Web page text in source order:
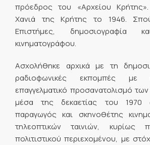
πρόεδρος του «Αρχείου
Χανιά της Κρήτης το 1946.
Επιστήμες, δημοσιογραφία
κινηματογράφου.
Ασχολήθηκε αρχικά με τη
ραδιοφωνικές εκπομπές με
επαγγελματικό προσανατολισμό
μέσα της δεκαετίας του 1970
παραγωγός και σκηνοθέτης
τηλεοπτικών ταινιών, κυρίως
πολιτιστικού περιεχομένου, με